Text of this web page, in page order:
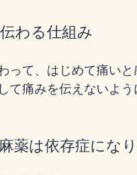
わる仕組み
って、はじめて痛い
て痛みを伝えないよ
薬は依存症にな